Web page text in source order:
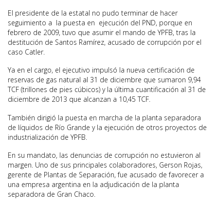
El presidente de la estatal no pudo terminar de hacer
seguimiento a la puesta en ejecución del PND, porque en
febrero de 2009, tuvo que asumir el mando de YPFB, tras la
destitución de Santos Ramírez, acusado de corrupción por el
caso Catler.
Ya en el cargo, el ejecutivo impulsó la nueva certificación de
reservas de gas natural al 31 de diciembre que sumaron 9,94
TCF (trillones de pies cúbicos) y la última cuantificación al 31 de
diciembre de 2013 que alcanzan a 10,45 TCF.
También dirigió la puesta en marcha de la planta separadora
de líquidos de Río Grande y la ejecución de otros proyectos de
industrialización de YPFB.
En su mandato, las denuncias de corrupción no estuvieron al
margen. Uno de sus principales colaboradores, Gerson Rojas,
gerente de Plantas de Separación, fue acusado de favorecer a
una empresa argentina en la adjudicación de la planta
separadora de Gran Chaco.